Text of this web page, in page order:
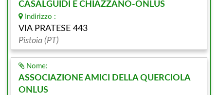
CASALGUIDI E CHIAZZANO-ONLUS
Indirizzo :
VIA PRATESE 443
Pistoia (PT)
Nome:
ASSOCIAZIONE AMICI DELLA QUERCIOLA
ONLUS